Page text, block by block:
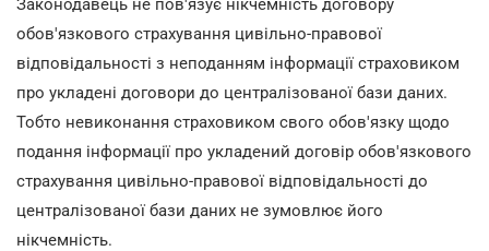
Законодавець не пов'язує нікчемність договору
обов'язкового страхування цивільно-правової
відповідальності з неподанням інформації страховиком
про укладені договори до централізованої бази даних.
Тобто невиконання страховиком свого обов'язку щодо
подання інформації про укладений договір обов'язкового
страхування цивільно-правової відповідальності до
централізованої бази даних не зумовлює його
нікчемність.